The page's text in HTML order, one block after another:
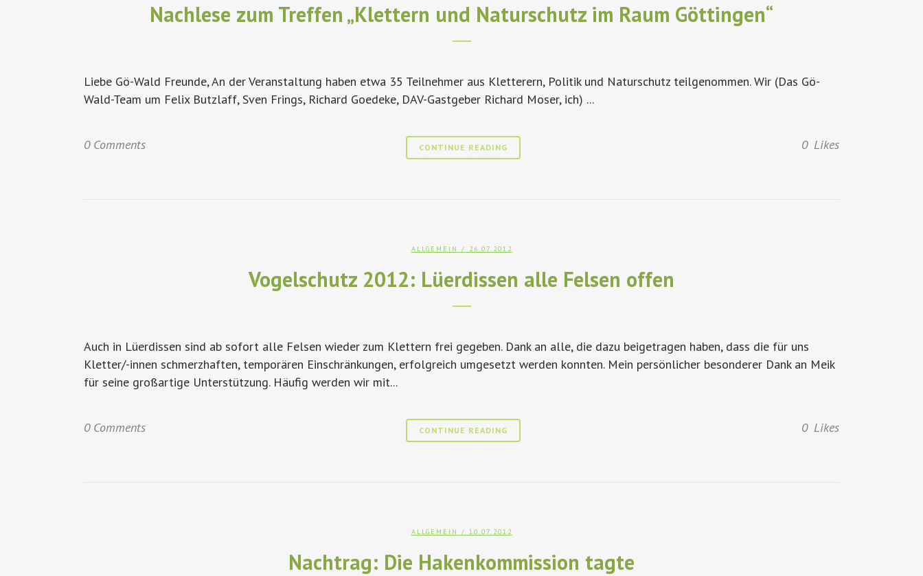
Nachlese zum Treffen „Klettern und Naturschutz im Raum Göttingen“
Liebe Gö-Wald Freunde, An der Veranstaltung haben etwa 35 Teilnehmer aus Kletterern, Politik und Naturschutz teilgenommen. Wir (Das Gö-
Wald-Team um Felix Butzlaff, Sven Frings, Richard Goedeke, DAV-Gastgeber Richard Moser, ich) ...
0 Comments CONTINUE READING 0 Likes
ALLGEMEIN / 26.07.2012
Vogelschutz 2012: Lüerdissen alle Felsen offen
Auch in Lüerdissen sind ab sofort alle Felsen wieder zum Klettern frei gegeben. Dank an alle, die dazu beigetragen haben, dass die für uns
Kletter/-innen schmerzhaften, temporären Einschränkungen, erfolgreich umgesetzt werden konnten. Mein persönlicher besonderer Dank an Meik
für seine großartige Unterstützung. Häufig werden wir mit...
0 Comments CONTINUE READING 0 Likes
ALLGEMEIN / 10.07.2012
Nachtrag: Die Hakenkommission tagte